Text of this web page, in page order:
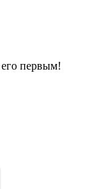
первым!